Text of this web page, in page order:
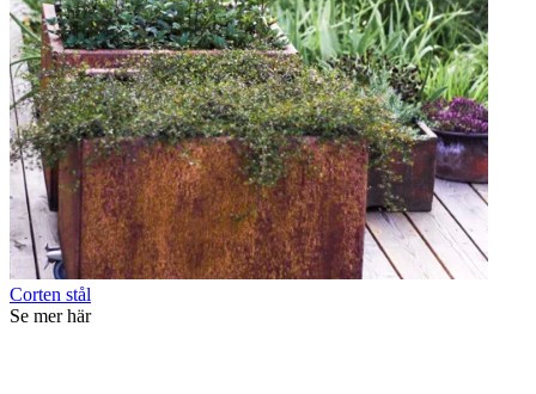
Corten stål
Se mer här